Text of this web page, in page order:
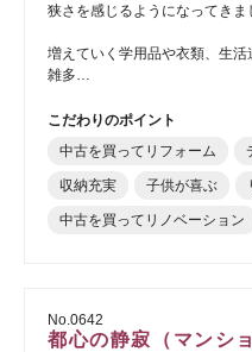
狭さを感じるようになってきま
増えていく学用品や衣類、生
雑多…
こだわりのポイント
中古を買ってリフォーム
収納充実 子供が喜ぶ
中古を買ってリノベーション
No.0642
都心の静寂（マンシ